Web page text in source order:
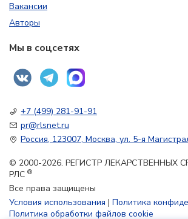
Вакансии
Авторы
Мы в соцсетях
+7 (499) 281-91-91
pr@rlsnet.ru
Россия, 123007, Москва, ул. 5-я
© 2000-2026. РЕГИСТР ЛЕКАРСТВЕННЫХ
РЛС ®
Все права защищены
Условия использования | Политика
Политика обработки файлов cookie